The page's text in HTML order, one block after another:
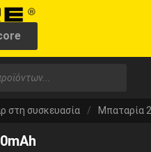
στη συσκευασία / Μπαταρία